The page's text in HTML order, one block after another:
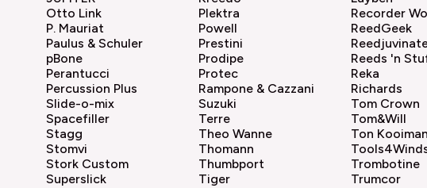
Otto Link
P. Mauriat
Paulus & Schuler
pBone
Perantucci
Percussion Plus
Plektra
Powell
Prestini
Prodipe
Protec
Rampone & Cazzani
Recorder
ReedGeek
Reeds 'n
Reka
Richards
Slide-o-mix
Spacefiller
Stagg
Stomvi
Stork Custom
Superslick
Suzuki
Terre
Theo Wanne
Thomann
Thumbport
Tiger
Tom Crown
Tom&Will
Ton Kooiman
Trombotine
Trumcor